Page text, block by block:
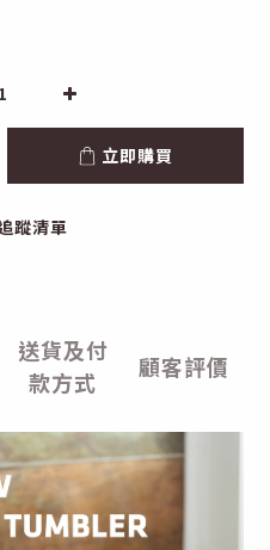
立即購買
蹤清單
送貨及付
款方式
顧客評價